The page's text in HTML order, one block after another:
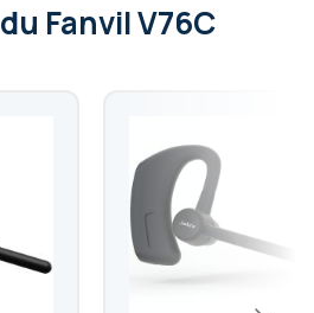
du Fanvil V76C